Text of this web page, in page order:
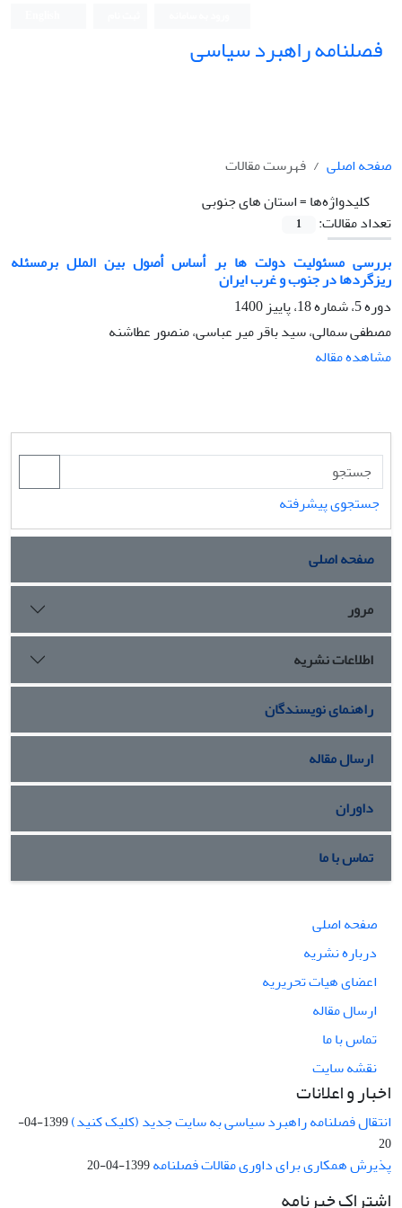
فصلنامه راهبرد سیاسی
صفحه اصلی
فهرست مقالات
کلیدواژه‌ها =استان های جنوبی
تعداد مقالات:
1
بررسی مسئولیت دولت ها بر أساس أصول بین الملل برمسئله
ریزگردها در جنوب و غرب ایران
دوره 5، شماره 18، پاییز 1400
مصطفی سمالی، سید باقر میر عباسی، منصور عطاشنه
مشاهده مقاله
جستجوی پیشرفته
صفحه اصلی
مرور
اطلاعات نشریه
راهنمای نویسندگان
ارسال مقاله
داوران
تماس با ما
صفحه اصلی
درباره نشریه
اعضای هیات تحریریه
ارسال مقاله
تماس با ما
نقشه سایت
اخبار و اعلانات
انتقال فصلنامه راهبرد سیاسی به سایت جدید (کلیک کنید)
1399-04-
20
پذیرش همکاری برای داوری مقالات فصلنامه1399-04-20
اشتراک خبرنامه